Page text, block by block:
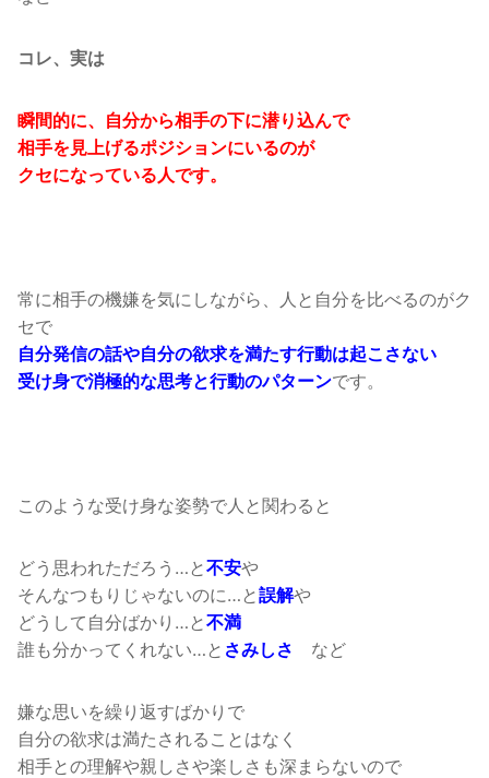
コレ、実は
瞬間的に、自分から相手の下に潜り込んで
相手を見上げるポジションにいるのが
クセになっている人です。
常に相手の機嫌を気にしながら、人と自分を比べるのがク
セで
自分発信の話や自分の欲求を満たす行動は起こさない
受け身で消極的な思考と行動のパターンです。
このような受け身な姿勢で人と関わると
どう思われただろう…と不安や
そんなつもりじゃないのに…と誤解や
どうして自分ばかり…と不満
誰も分かってくれない…と さみしさ など
嫌な思いを繰り返すばかりで
自分の欲求は満たされることはなく
相手との理解や親しさや楽しさも深まらないので